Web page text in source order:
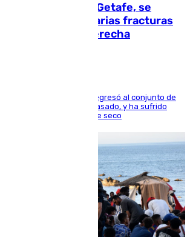
delantero del Getafe, se
temporada por varias fracturas
de su rodilla derecha
en atacante regresó al conjunto de
salir obligado el curso pasado, y ha sufrido
un año en el dique seco